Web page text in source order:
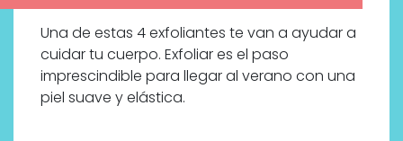
Una de estas 4 exfoliantes te van a ayudar a
cuidar tu cuerpo. Exfoliar es el paso
imprescindible para llegar al verano con una
piel suave y elástica.